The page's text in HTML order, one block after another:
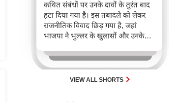
कथित संबंधों पर उनके दावों के तुरंत बाद
हटा दिया गया है। इस तबादले को लेकर
राजनीतिक विवाद छिड़ गया है, जहां
भाजपा ने भुल्लर के खुलासों और उनके
पंजाब सरकार ने बाद में स्पष्ट किया कि
भुल्लर ने प्रदर्शनकारियों के आतंकी मॉड्यूल
से संबंध का दावा नहीं किया था।
VIEW ALL SHORTS